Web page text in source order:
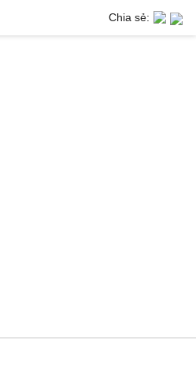
Chia sẻ: